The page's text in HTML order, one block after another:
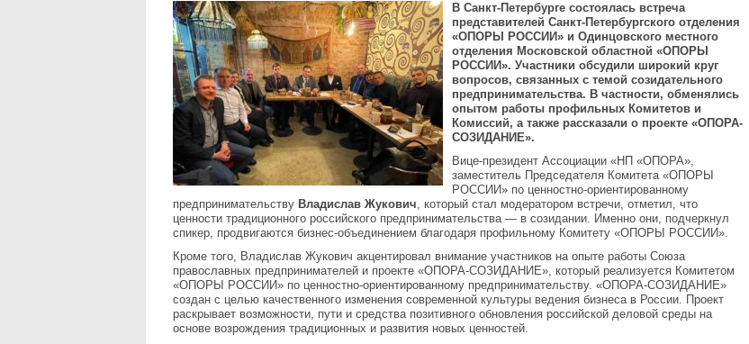
В Санкт-Петербурге состоялась встреча
представителей Санкт-Петербургского отделения
«ОПОРЫ РОССИИ» и Одинцовского местного
отделения Московской областной «ОПОРЫ
РОССИИ». Участники обсудили широкий круг
вопросов, связанных с темой созидательного
предпринимательства. В частности, обменялись
опытом работы профильных Комитетов и
Комиссий, а также рассказали о проекте «ОПОРА-
СОЗИДАНИЕ».
Вице-президент Ассоциации «НП «ОПОРА»,
заместитель Председателя Комитета «ОПОРЫ
РОССИИ» по ценностно-ориентированному
предпринимательству Владислав Жукович, который стал модератором встречи, отметил, что
ценности традиционного российского предпринимательства — в созидании. Именно они, подчеркнул
спикер, продвигаются бизнес-объединением благодаря профильному Комитету «ОПОРЫ РОССИИ».
Кроме того, Владислав Жукович акцентировал внимание участников на опыте работы Союза
православных предпринимателей и проекте «ОПОРА-СОЗИДАНИЕ», который реализуется Комитетом
«ОПОРЫ РОССИИ» по ценностно-ориентированному предпринимательству. «ОПОРА-СОЗИДАНИЕ»
создан с целью качественного изменения современной культуры ведения бизнеса в России. Проект
раскрывает возможности, пути и средства позитивного обновления российской деловой среды на
основе возрождения традиционных и развития новых ценностей.